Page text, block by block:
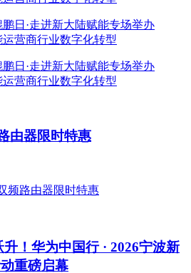
由器限时特惠
！华为中国行 · 2026宁波新
重磅启幕